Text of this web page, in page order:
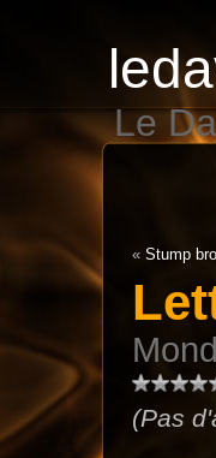
Le
« Stump
(Pas